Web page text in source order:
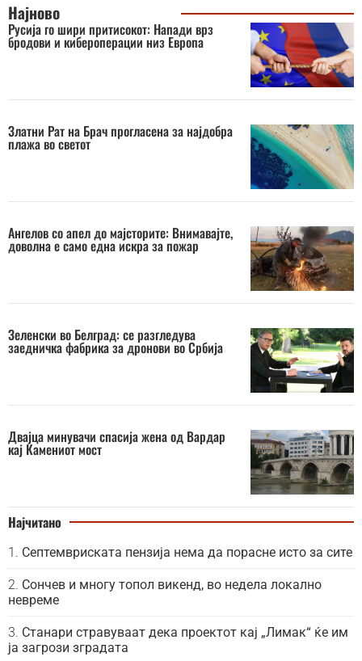
Најново
Русија го шири притисокот: Напади врз
бродови и кибероперации низ Европа
Златни Рат на Брач прогласена за најдобра
плажа во светот
Ангелов со апел до мајсторите: Внимавајте,
доволна е само една искра за пожар
Зеленски во Белград: се разгледува
заедничка фабрика за дронови во Србија
Двајца минувачи спасија жена од Вардар
кај Камениот мост
Најчитано
Септемвриската пензија нема да порасне исто за сите
Сончев и многу топол викенд, во недела локално
невреме
Станари стравуваат дека проектот кај „Лимак“ ќе им
ја загрози зградата